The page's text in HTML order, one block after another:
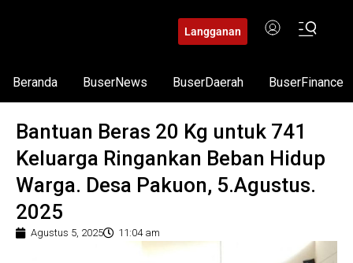
Langganan
Beranda BuserNews BuserDaerah BuserFinance
Bantuan Beras 20 Kg untuk 741
Keluarga Ringankan Beban Hidup
Warga. Desa Pakuon, 5.Agustus.
2025
Agustus 5, 2025 11:04 am